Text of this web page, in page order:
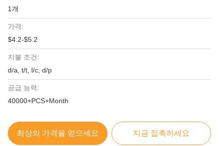
1개
가격:
$4.2-$5.2
지불 조건:
d/a, t/t, l/c, d/p
공급 능력:
40000+PCS+Month
최상의 가격을 얻으세요 지금 접촉하세요